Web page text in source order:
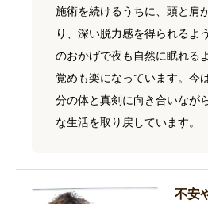
施術を続けるうちに、頭と肩
り、深い脱力感を得られるよ
のおかげで夜も自然に眠れる
覚めも楽になっています。今
分の体と真剣に向き合いなが
な生活を取り戻しています。
不安